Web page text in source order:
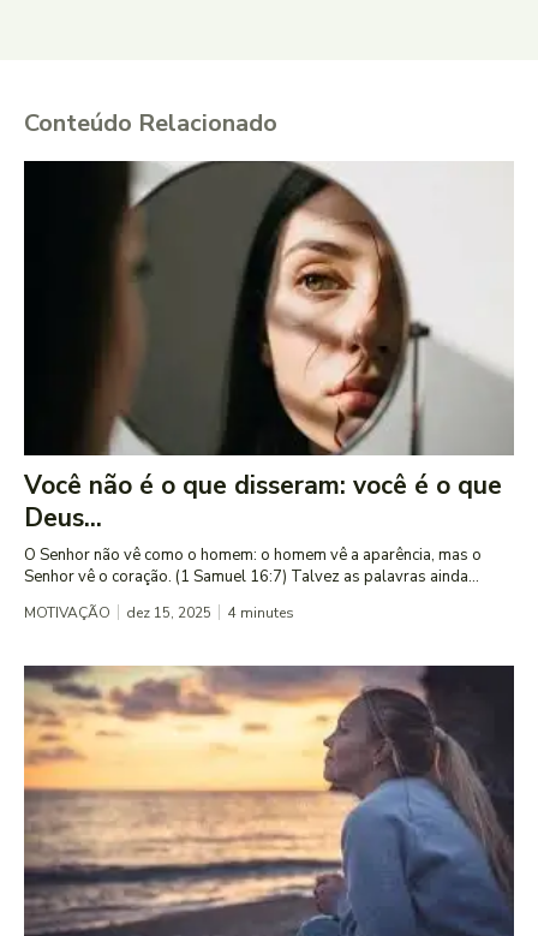
Conteúdo Relacionado
Você não é o que disseram: você é o que
Deus...
O Senhor não vê como o homem: o homem vê a aparência, mas o
Senhor vê o coração. (1 Samuel 16:7) Talvez as palavras ainda...
MOTIVAÇÃO dez 15, 2025 4 minutes